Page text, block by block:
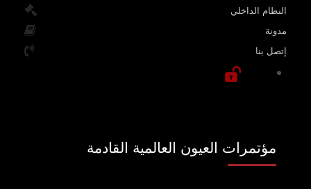
النظام الداخلي
مدونة
إتصل بنا
مؤتمرات العيون العالمية القادمة